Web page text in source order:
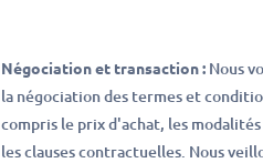
Négociation et transaction : Nous
la négociation des termes et
compris le prix d'achat, les
les clauses contractuelles. Nous